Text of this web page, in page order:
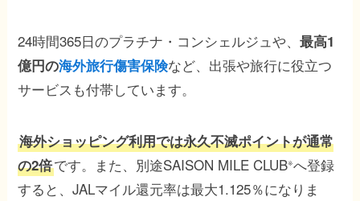
24時間365日のプラチナ・コンシェルジュや、最高1
億円の海外旅行傷害保険など、出張や旅行に役立つ
サービスも付帯しています。
海外ショッピング利用では永久不滅ポイントが通常
の2倍です。また、別途SAISON MILE CLUB※へ登録
すると、JALマイル還元率は最大1.125％になりま